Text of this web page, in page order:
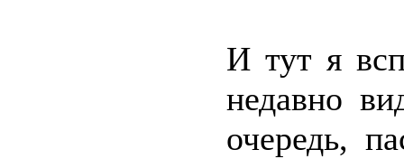
И тут я
недавно
очередь,